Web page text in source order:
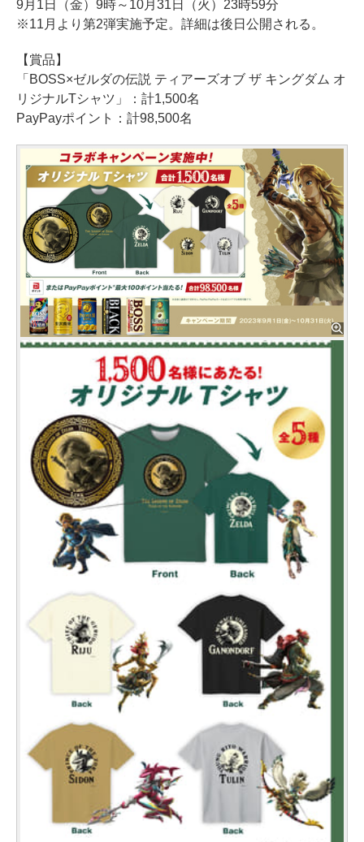
9月1日（金）9時～10月31日（火）23時59分
※11月より第2弾実施予定。詳細は後日公開される。
【賞品】
「BOSS×ゼルダの伝説 ティアーズオブ ザ キングダム オ
リジナルTシャツ」：計1,500名
PayPayポイント：計98,500名